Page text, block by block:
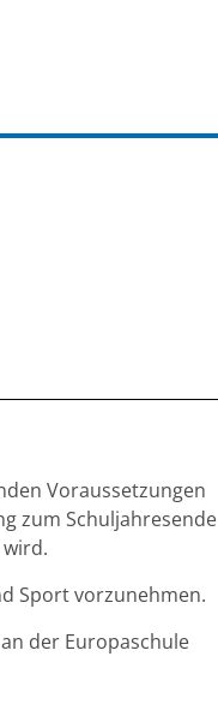
Voraussetzungen
zum Schuljahresende
Sport vorzunehmen.
der Europaschule